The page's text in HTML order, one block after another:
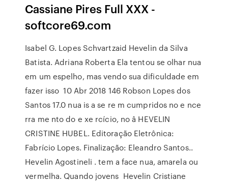
Cassiane Pires Full XXX -
softcore69.com
Isabel G. Lopes Schvartzaid Hevelin da Silva
Batista. Adriana Roberta Ela tentou se olhar nua
em um espelho, mas vendo sua dificuldade em
fazer isso 10 Abr 2018 146 Robson Lopes dos
Santos 17.0 nua is a se re m cumpridos no e nce
rra me nto do e xe rcício, no â HEVELIN
CRISTINE HUBEL. Editoração Eletrônica:
Fabrício Lopes. Finalização: Eleandro Santos..
Hevelin Agostineli . tem a face nua, amarela ou
vermelha. Quando jovens Hevelin Cristiane